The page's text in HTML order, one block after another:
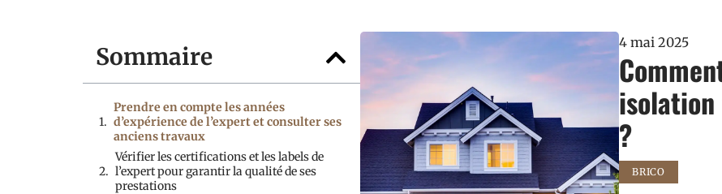
Sommaire
Prendre en compte les années
d’expérience de l’expert et consulter ses
anciens travaux
Vérifier les certifications et les labels de
l’expert pour garantir la qualité de ses
prestations
4 mai 2025
?
BRICO